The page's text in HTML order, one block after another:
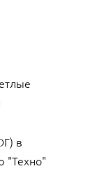
в
"Техно"